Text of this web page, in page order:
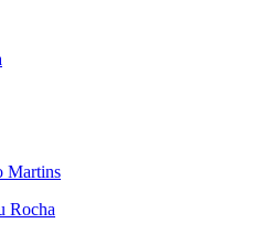
Martins
Rocha